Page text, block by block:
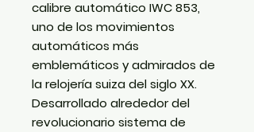
calibre automático IWC 853,
uno de los movimientos
automáticos más
emblemáticos y admirados de
la relojería suiza del siglo XX.
Desarrollado alrededor del
revolucionario sistema de